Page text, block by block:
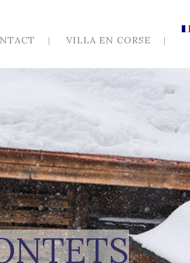
VILLA EN CORSE